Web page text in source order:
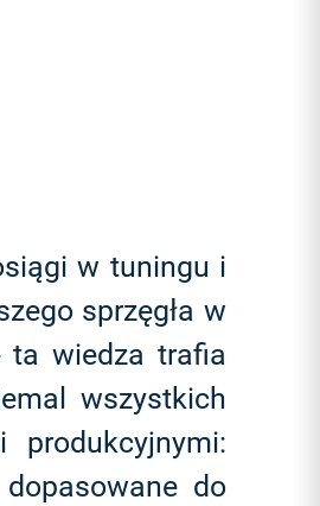
w tuningu i
sprzęgła w
ta wiedza trafia
wszystkich
produkcyjnymi:
do